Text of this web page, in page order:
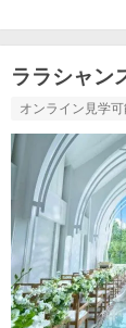
ララシャン
オンライン見学